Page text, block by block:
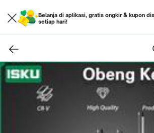
Belanja di aplikasi, gratis ongkir & kupon
setiap hari!